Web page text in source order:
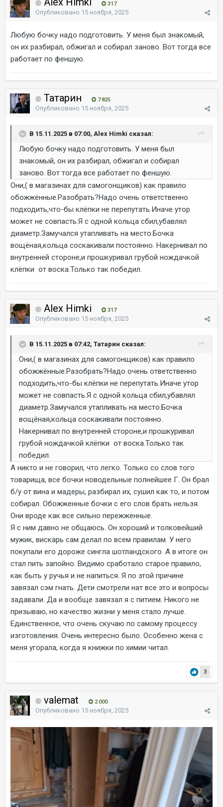
317
Опубликовано 15 ноября, 2025
Любую бочку надо подготовить. У меня был знакомый,
он их разбирал, обжигал и собирал заново. Вот тогда все
работает по феншую.
Татарин 7 825
Опубликовано 15 ноября, 2025
В 15.11.2025 в 07:00, Alex Himki сказал:
Любую бочку надо подготовить. У меня был
знакомый, он их разбирал, обжигал и собирал
заново. Вот тогда все работает по феншую.
Они,( в магазинах для самогонщиков) как правило
обожжённые.Разобрать?Надо очень ответственно
подходить,что-бы клёпки не перепутать.Иначе утор
может не совпасть.Я с одной кольца сбил,убавлял
диаметр.Замучался утапливать на место.Бочка
вощёная,кольца соскакивали постоянно. Накернивал по
внутренней стороне,и прошкуривал грубой нождачкой
клёпки от воска.Только так победил.
Alex Himki 317
Опубликовано 15 ноября, 2025
В 15.11.2025 в 07:42, Татарин сказал:
Они,( в магазинах для самогонщиков) как правило
обожжённые.Разобрать?Надо очень ответственно
подходить,что-бы клёпки не перепутать.Иначе утор
может не совпасть.Я с одной кольца сбил,убавлял
диаметр.Замучался утапливать на место.Бочка
вощёная,кольца соскакивали постоянно.
Накернивал по внутренней стороне,и прошкуривал
грубой нождачкой клёпки от воска.Только так
победил.
А никто и не говорил, что легко. Только со слов того
товарища, все бочки новодельные полнейшее Г. Он брал
б/у от вина и мадеры, разбирал их, сушил как то, и потом
собирал. Обожженные бочки с его слов брать нельзя.
Они вроде как все сильно пережженные.
Я с ним давно не общаюсь. Он хороший и толковейший
мужик, вискарь сам делал по всем правилам. У него
покупали его дороже сингла шотландского. А в итоге он
стал пить запойно. Видимо сработало старое правило,
как быть у ручья и не напиться. Я по этой причине
завязал сэм гнать. Дети смотрели нат все это и вопросы
задавали. Да и вообще завязал я с питием. Никого не
призываю, но качество жизни у меня стало лучше.
Единственное, что очень скучаю по самому процессу
изготовления. Очень интересно было. Особенно жена с
меня угорала, когда я книжки по химии читал.
3
valemat 2 000
Опубликовано 15 ноября, 2025